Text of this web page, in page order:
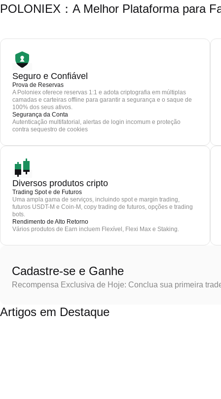
POLONIEX：A Melhor Plataforma para
Seguro e Confiável
Prova de Reservas
A Poloniex oferece reservas 1:1 e adota criptografia em múltiplas
camadas e carteiras offline para garantir a segurança e o saque de
100% dos seus ativos.
Segurança da Conta
Autenticação multifatorial, alertas de login incomum e proteção
contra sequestro de cookies
Diversos produtos cripto
Trading Spot e de Futuros
Uma ampla gama de serviços, incluindo spot e margin trading,
futuros USDT-M e Coin-M, copy trading de futuros, opções e trading
bots.
Rendimento de Alto Retorno
Vários produtos de Earn incluem Flexível, Flexi Max e Staking.
Cadastre-se e Ganhe
Recompensa Exclusiva de Hoje: Conclua sua primeira
Artigos em Destaque